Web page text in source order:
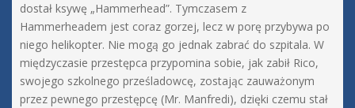
dostał ksywę „Hammerhead”. Tymczasem z
Hammerheadem jest coraz gorzej, lecz w porę przybywa po
niego helikopter. Nie mogą go jednak zabrać do szpitala. W
międzyczasie przestępca przypomina sobie, jak zabił Rico,
swojego szkolnego prześladowcę, zostając zauważonym
przez pewnego przestępcę (Mr. Manfredi), dzięki czemu stał